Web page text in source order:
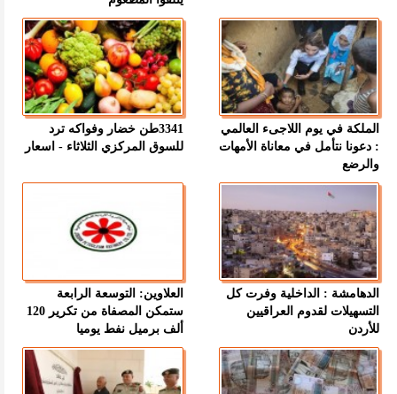
الملكة في يوم اللاجىء العالمي
: دعونا نتأمل في معاناة الأمهات
والرضع
3341طن خضار وفواكه ترد
للسوق المركزي الثلاثاء - اسعار
الدهامشة : الداخلية وفرت كل
التسهيلات لقدوم العراقيين
للأردن
العلاوين: التوسعة الرابعة
ستمكن المصفاة من تكرير 120
ألف برميل نفط يوميا